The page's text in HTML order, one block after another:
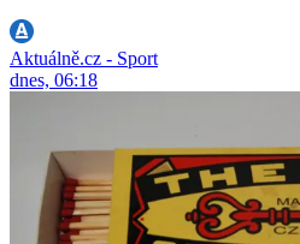
Aktuálně.cz - Sport
dnes, 06:18